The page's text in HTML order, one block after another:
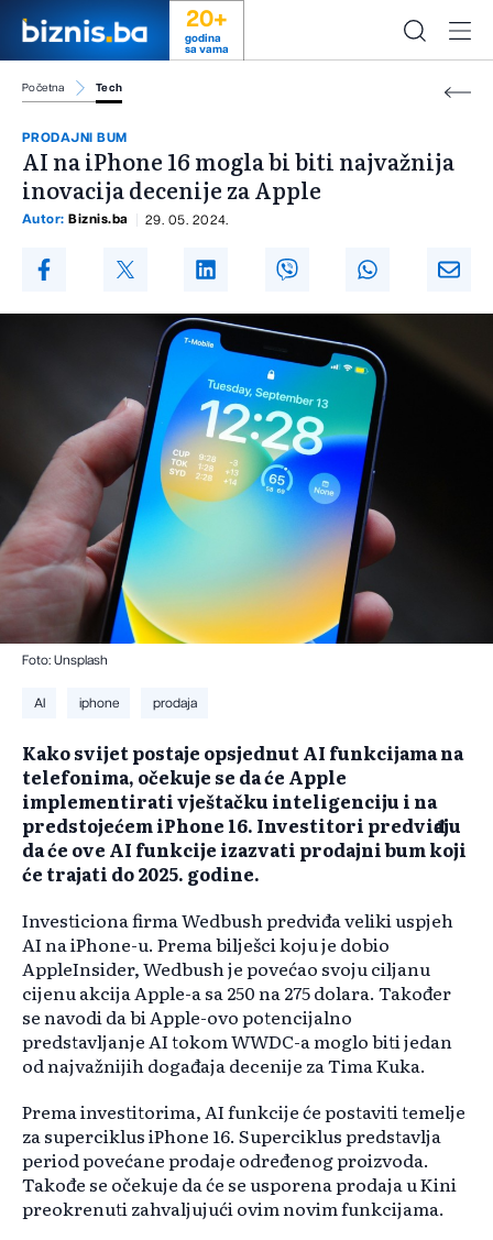
20+
godina
sa vama
Početna Tech
PRODAJNI BUM
AI na iPhone 16 mogla bi biti najvažnija
inovacija decenije za Apple
Autor: Biznis.ba 29. 05. 2024.
Foto: Unsplash
AI iphone prodaja
Kako svijet postaje opsjednut AI funkcijama na
telefonima, očekuje se da će Apple
implementirati vještačku inteligenciju i na
predstojećem iPhone 16. Investitori predviđaju
da će ove AI funkcije izazvati prodajni bum koji
će trajati do 2025. godine.
Investiciona firma Wedbush predviđa veliki uspjeh
AI na iPhone-u. Prema bilješci koju je dobio
AppleInsider, Wedbush je povećao svoju ciljanu
cijenu akcija Apple-a sa 250 na 275 dolara. Također
se navodi da bi Apple-ovo potencijalno
predstavljanje AI tokom WWDC-a moglo biti jedan
od najvažnijih događaja decenije za Tima Kuka.
Prema investitorima, AI funkcije će postaviti temelje
za superciklus iPhone 16. Superciklus predstavlja
period povećane prodaje određenog proizvoda.
Takođe se očekuje da će se usporena prodaja u Kini
preokrenuti zahvaljujući ovim novim funkcijama.